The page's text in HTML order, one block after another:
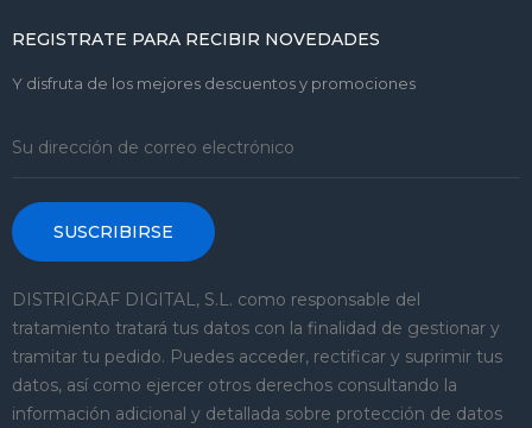
REGISTRATE PARA RECIBIR NOVEDADES
Y disfruta de los mejores descuentos y promociones
SUSCRIBIRSE
DISTRIGRAF DIGITAL, S.L. como responsable del
tratamiento tratará tus datos con la finalidad de gestionar y
tramitar tu pedido. Puedes acceder, rectificar y suprimir tus
datos, así como ejercer otros derechos consultando la
información adicional y detallada sobre protección de datos